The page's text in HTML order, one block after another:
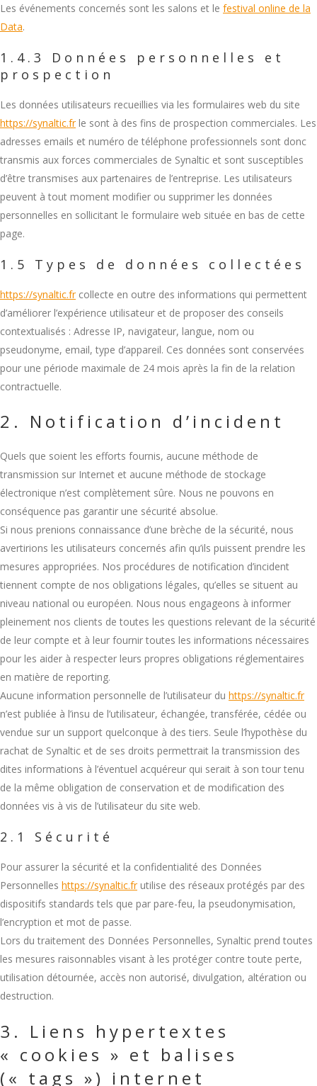
Les événements concernés sont les salons et le festival online de la
Data.
1.4.3 Données personnelles et
prospection
Les données utilisateurs recueillies via les formulaires web du site
https://synaltic.frle sont à des fins de prospection commerciales. Les
adresses emails et numéro de téléphone professionnels sont donc
transmis aux forces commerciales de Synaltic et sont susceptibles
d’être transmises aux partenaires de l’entreprise. Les utilisateurs
peuvent à tout moment modifier ou supprimer les données
personnelles en sollicitant le formulaire web située en bas de cette
page.
1.5 Types de données collectées
https://synaltic.frcollecte en outre des informations qui permettent
d’améliorer l’expérience utilisateur et de proposer des conseils
contextualisés : Adresse IP, navigateur, langue, nom ou
pseudonyme, email, type d’appareil. Ces données sont conservées
pour une période maximale de 24 mois après la fin de la relation
contractuelle.
2. Notification d’incident
Quels que soient les efforts fournis, aucune méthode de
transmission sur Internet et aucune méthode de stockage
électronique n’est complètement sûre. Nous ne pouvons en
conséquence pas garantir une sécurité absolue.
Si nous prenions connaissance d’une brèche de la sécurité, nous
avertirions les utilisateurs concernés afin qu’ils puissent prendre les
mesures appropriées. Nos procédures de notification d’incident
tiennent compte de nos obligations légales, qu’elles se situent au
niveau national ou européen. Nous nous engageons à informer
pleinement nos clients de toutes les questions relevant de la sécurité
de leur compte et à leur fournir toutes les informations nécessaires
pour les aider à respecter leurs propres obligations réglementaires
en matière de reporting.
Aucune information personnelle de l’utilisateur du https://synaltic.fr
n’est publiée à l’insu de l’utilisateur, échangée, transférée, cédée ou
vendue sur un support quelconque à des tiers. Seule l’hypothèse du
rachat de Synaltic et de ses droits permettrait la transmission des
dites informations à l’éventuel acquéreur qui serait à son tour tenu
de la même obligation de conservation et de modification des
données vis à vis de l’utilisateur du site web.
2.1 Sécurité
Pour assurer la sécurité et la confidentialité des Données
Personnelles https://synaltic.frutilise des réseaux protégés par des
dispositifs standards tels que par pare-feu, la pseudonymisation,
l’encryption et mot de passe.
Lors du traitement des Données Personnelles, Synaltic prend toutes
les mesures raisonnables visant à les protéger contre toute perte,
utilisation détournée, accès non autorisé, divulgation, altération ou
destruction.
3. Liens hypertextes
« cookies » et balises
(« tags ») internet